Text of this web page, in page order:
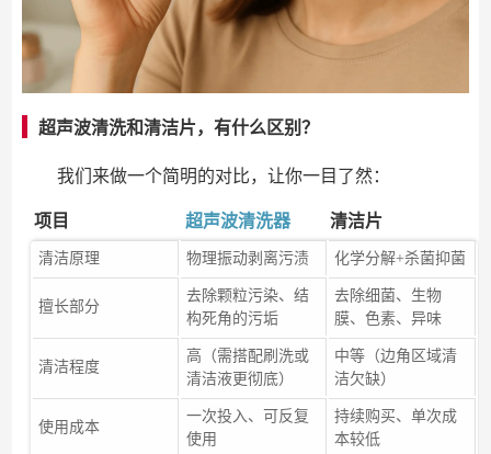
超声波清洗和清洁片，有什么区别？
我们来做一个简明的对比，让你一目了然：
项目 超声波清洗器 清洁片
清洁原理 物理振动剥离污渍 化学分解+杀菌抑菌
擅长部分
去除颗粒污染、结
构死角的污垢
去除细菌、生物
膜、色素、异味
清洁程度
高（需搭配刷洗或
清洁液更彻底）
中等（边角区域清
洁欠缺）
使用成本
一次投入、可反复
使用
持续购买、单次成
本较低